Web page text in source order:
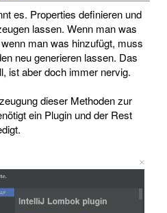
es. Properties definieren und
lassen. Wenn man was
man was hinzufügt, muss
neu generieren lassen. Das
ist aber doch immer nervig.
dieser Methoden zur
ein Plugin und der Rest